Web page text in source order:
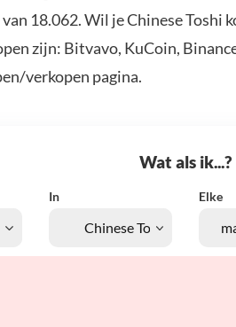
18.062. Wil je Chinese Toshi
zijn: Bitvavo, KuCoin,
verkopen pagina.
Wat als ik...?
In Elke